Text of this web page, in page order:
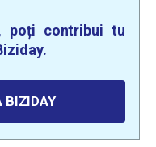
poți contribui tu
BIZIDAY